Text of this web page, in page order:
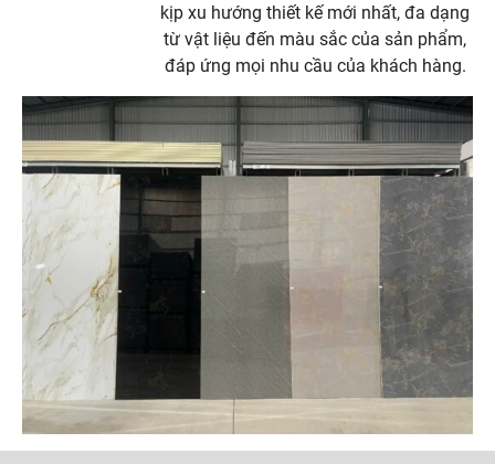
kịp xu hướng thiết kế mới nhất, đa dạng
từ vật liệu đến màu sắc của sản phẩm,
đáp ứng mọi nhu cầu của khách hàng.